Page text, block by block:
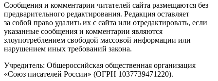
Сообщения и комментарии читателей сайта размещаются без
предварительного редактирования. Редакция оставляет
за собой право удалить их с сайта или отредактировать, если
указанные сообщения и комментарии являются
злоупотреблением свободой массовой информации или
нарушением иных требований закона.
Учредитель: Общероссийская общественная организация
«Союз писателей России» (ОГРН 1037739471220).